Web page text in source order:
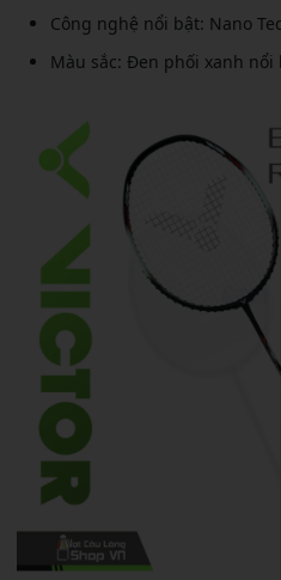
Công nghệ nổi bật: Nano
Màu sắc: Đen phối xanh nổi